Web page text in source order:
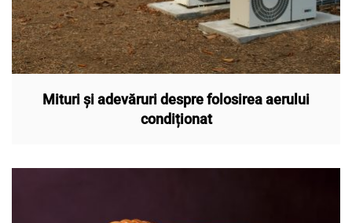
Mituri și adevăruri despre folosirea aerului
condiționat